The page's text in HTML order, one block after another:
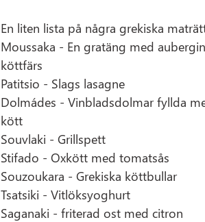
En liten lista på några grekiska
Moussaka - En gratäng med
köttfärs
Patitsio - Slags lasagne
Dolmádes - Vinbladsdolmar fyllda
kött
Souvlaki - Grillspett
Stifado - Oxkött med tomatsås
Souzoukara - Grekiska köttbullar
Tsatsiki - Vitlöksyoghurt
Saganaki - friterad ost med citron